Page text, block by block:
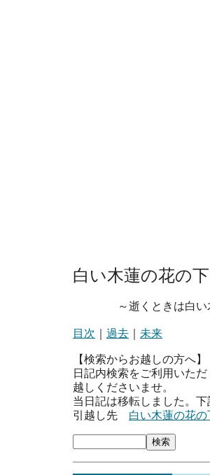
白い木蓮の花の
～逝くときは白い木
目次 過去 未来
【検索からお越しの方へ】
日記内検索をご利用いた
越しくださいませ。
当日記は移転しました。
引越し先 白い木蓮の花の